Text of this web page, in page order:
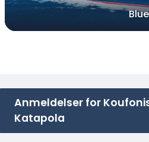
Anmeldelser for
Katapola